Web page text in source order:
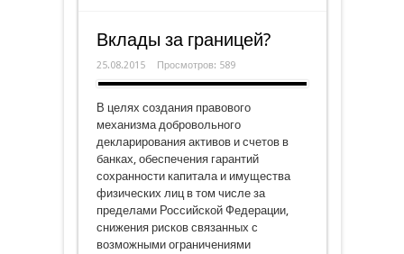
Вклады за границей?
25.08.2015 Просмотров: 589
В целях создания правового
механизма добровольного
декларирования активов и счетов в
банках, обеспечения гарантий
сохранности капитала и имущества
физических лиц в том числе за
пределами Российской Федерации,
снижения рисков связанных с
возможными ограничениями